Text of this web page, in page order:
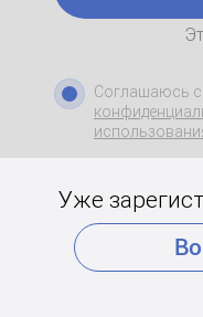
Соглашаюсь с
Уже